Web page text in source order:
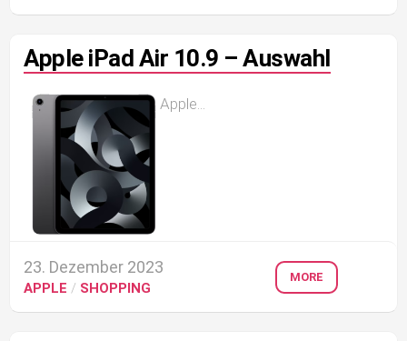
Apple iPad Air 10.9 – Auswahl
Apple...
23. Dezember 2023
APPLE / SHOPPING
MORE